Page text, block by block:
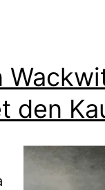
den